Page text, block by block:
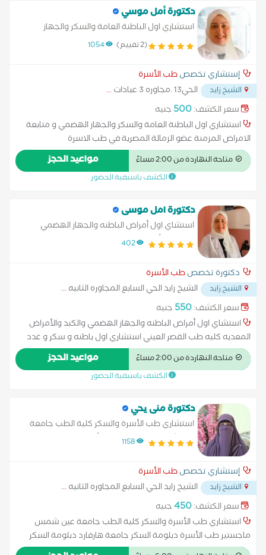
دكتورة أمل موسي
استشاري اول الباطنة العامة والسكر والجهاز
الهضمي و متابعة الامراض المزمنة
(2 تقييم) 1054
إستشاري تخصصطب الأسرة
الشيخ زايد الحي13 .مجاوره 3 عيادات
...
سعر الكشف:500 جنيه
استشاري اول الباطنة العامة والسكر والجهاز الهضمي و متابعة
الامراض المزمنة عضو الزمالة المصرية في طب الاسرة
متاحة النهاردة من 2:00 مساءً مواعيد الحجز
الكشف باسبقية الحضور
دكتورة امل موسى
استشاي اول أمراض الباطنه والجهاز الهضمي
والكبد والأمراض المعديه
402
دكتورة تخصصطب الأسرة
الشيخ زايد الشيخ زايد الحي السابع المجاوره الثانيه...
سعر الكشف:550 جنيه
استشاي اول أمراض الباطنه والجهاز الهضمي والكبد والأمراض
المعديه كليه طب القصر العيني استشاري اول باطنه و سكر و غدد
صماء كليه طب القصر العينى استشارى أول أمراض الغدة الدرقية
استشارى متابعة السكر المزمن والغدد الصماء استشارى أول أمراض
متاحة النهاردة من 2:00 مساءً مواعيد الحجز
الكشف باسبقية الحضور
دكتورة منى يحي
استشاري طب الأسرة والسكر كلية الطب جامعة
عين شمس ماجستير طب الأسرة دبلومة السكر
للسكر والغدد الصماء
1158
إستشاري تخصصطب الأسرة
الشيخ زايد الشيخ زايد الحي السابع المجاوره الثانيه...
سعر الكشف:450جنيه
استشاري طب الأسرة والسكر كلية الطب جامعة عين شمس
ماجستير طب الأسرة دبلومة السكر جامعة هارفارد دبلومة السكر
المعهد القومي للسكر والغدد الصماء استشاري اول باطنه و سكر و